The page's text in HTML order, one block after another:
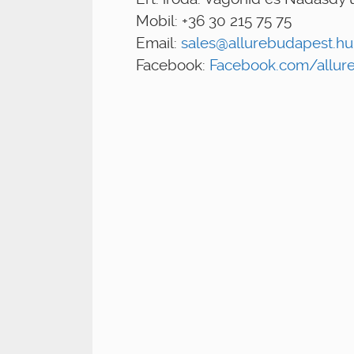
Mobil: +36 30 215 75 75
Email: sales@allurebudapest.hu
Facebook: Facebook.com/